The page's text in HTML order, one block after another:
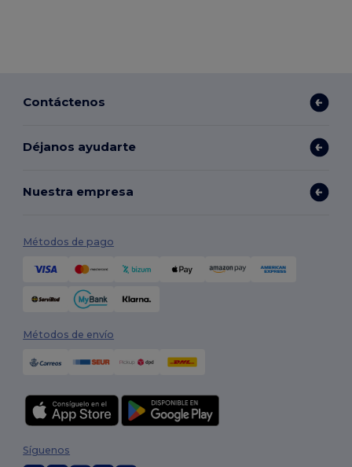
Contáctenos
Déjanos ayudarte
Nuestra empresa
Métodos de pago
Métodos de envío
Síguenos